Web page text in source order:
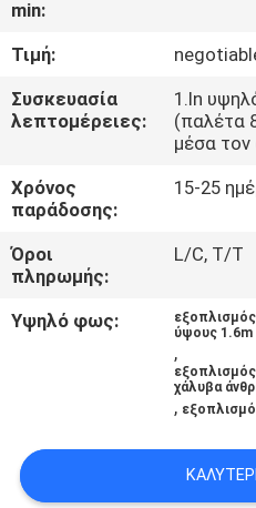
ΣΕ
ΕΠΑΦΉ
ΕΙΔΉΣΕΙΣ
ΖΗΤΉΣΤΕ
ΈΝΑ
ΑΠΌΣΠΑΣΜΑ
min:
Τιμή:
Συσκευασία
λεπτομέρειες:
1.In
(παλέτα
μέσα τον
Χρόνος
παράδοσης:
15-25
Όροι
πληρωμής:
L/C, T/T
Υψηλό φως:
ύψους 1.6m
,
χάλυβα
,